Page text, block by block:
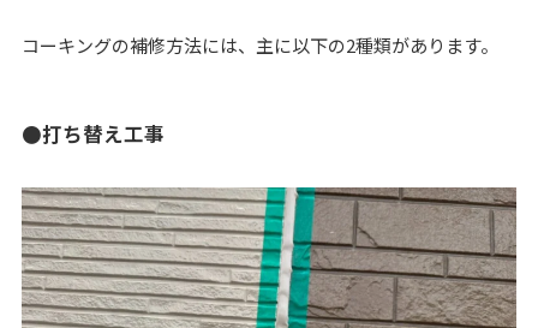
コーキングの補修方法には、主に以下の2種類があります。
●打ち替え工事